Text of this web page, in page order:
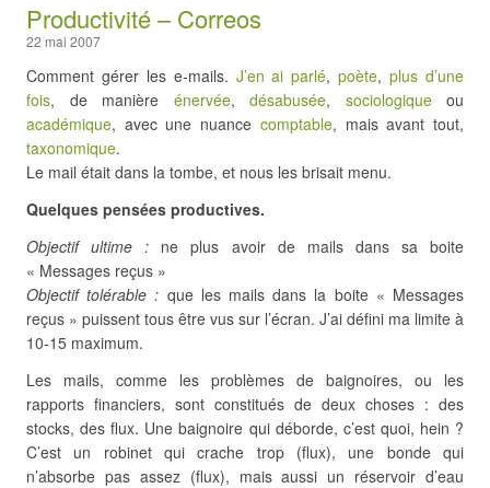
Productivité – Correos
22 mai 2007
Comment gérer les e-mails. J’en ai parlé,poète,plus d’une
fois, de manière énervée, désabusée, sociologiqueou
académique, avec une nuance comptable, mais avant tout,
taxonomique.
Le mail était dans la tombe, et nous les brisait menu.
Quelques pensées productives.
Objectif ultime : ne plus avoir de mails dans sa boite
« Messages reçus »
Objectif tolérable : que les mails dans la boite « Messages
reçus » puissent tous être vus sur l’écran. J’ai défini ma limite à
10-15 maximum.
Les mails, comme les problèmes de baignoires, ou les
rapports financiers, sont constitués de deux choses : des
stocks, des flux. Une baignoire qui déborde, c’est quoi, hein ?
C’est un robinet qui crache trop (flux), une bonde qui
n’absorbe pas assez (flux), mais aussi un réservoir d’eau